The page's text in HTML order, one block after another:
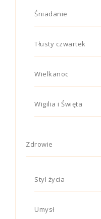
Śniadanie
Tłusty czwartek
Wielkanoc
Wigilia i Święta
Zdrowie
Styl życia
Umysł